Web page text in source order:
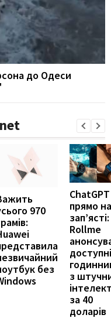
до Одеси
970
без
ChatGPT
прямо на
зап’ясті:
Rollme
доступні
з
за 40
доларів